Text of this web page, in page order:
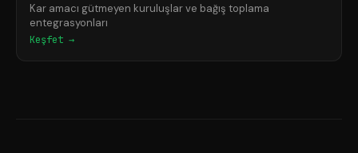
Kar amacı gütmeyen kuruluşlar ve bağış toplama
entegrasyonları
Keşfet →